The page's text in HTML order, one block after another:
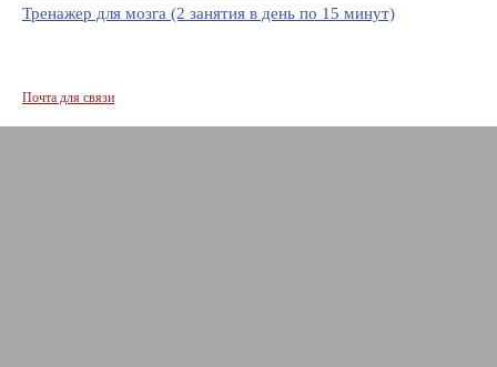
Тренажер для мозга (2 занятия в день по 15 минут)
Почта для связи